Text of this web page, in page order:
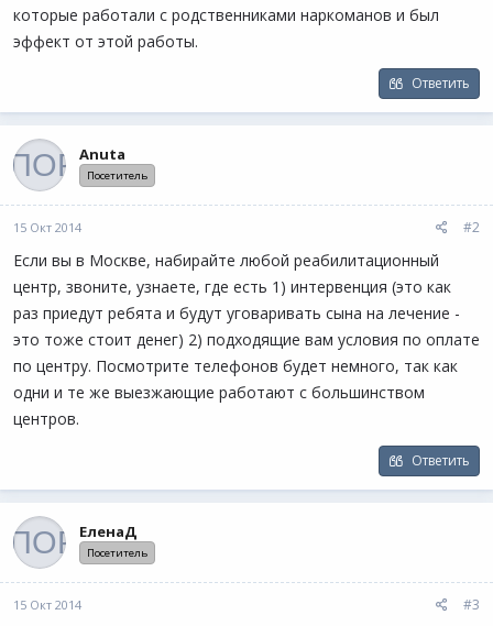
которые работали с родственниками наркоманов и был
эффект от этой работы.
Ответить
Anuta
Посетитель
15 Окт 2014 #2
Если вы в Москве, набирайте любой реабилитационный
центр, звоните, узнаете, где есть 1) интервенция (это как
раз приедут ребята и будут уговаривать сына на лечение -
это тоже стоит денег) 2) подходящие вам условия по оплате
по центру. Посмотрите телефонов будет немного, так как
одни и те же выезжающие работают с большинством
центров.
Ответить
ЕленаД
Посетитель
15 Окт 2014 #3